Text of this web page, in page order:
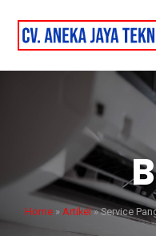
Home » Artikel»Service